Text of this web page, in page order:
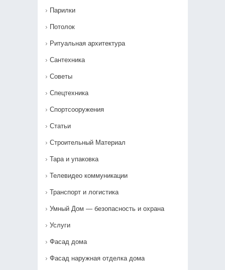
Парилки
Потолок
Ритуальная архитектура
Сантехника
Советы
Спецтехника
Спортсооружения
Статьи
Строительный Материал
Тара и упаковка
Телевидео коммуникации
Транспорт и логистика
Умный Дом — безопасность и охрана
Услуги
Фасад дома
Фасад наружная отделка дома